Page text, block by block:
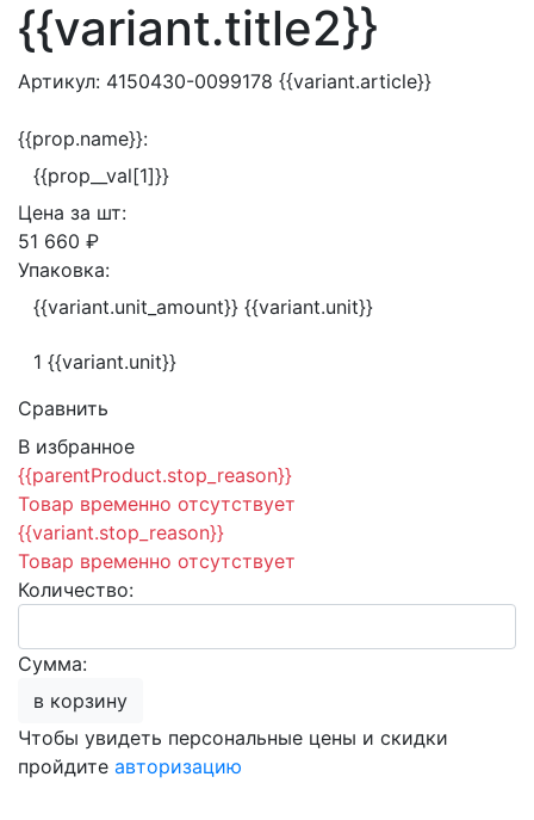
{{variant.title2}}
Артикул: 4150430-0099178 {{variant.article}}
{{prop.name}}:
{{prop__val[1]}}
Цена за шт:
51 660 ₽
Упаковка:
{{variant.unit_amount}} {{variant.unit}}
1 {{variant.unit}}
Сравнить
В избранное
{{parentProduct.stop_reason}}
Товар временно отсутствует
{{variant.stop_reason}}
Товар временно отсутствует
Количество:
Сумма:
в корзину
Чтобы увидеть персональные цены и скидки
пройдите авторизацию